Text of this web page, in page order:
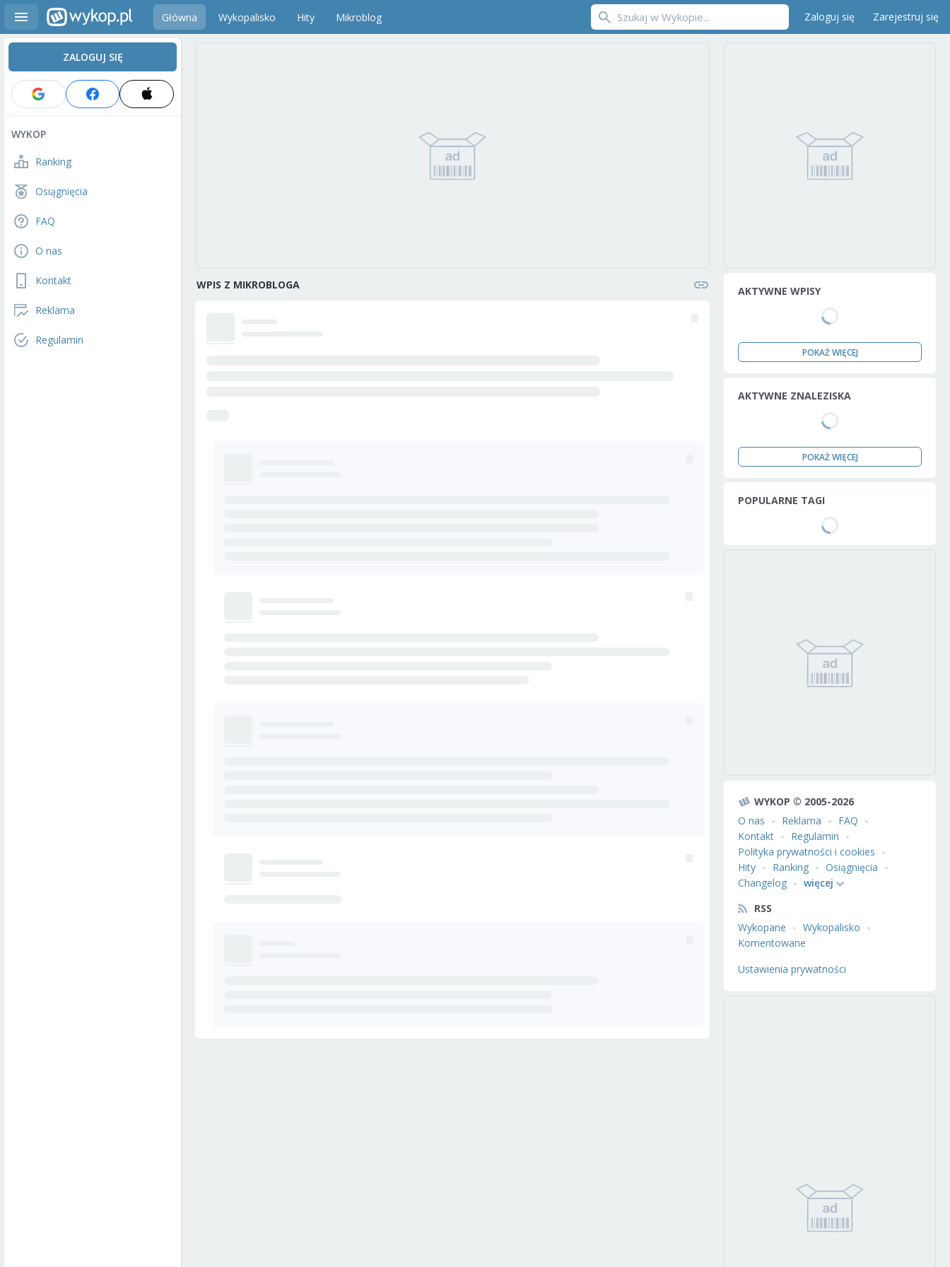
Główna Wykopalisko Hity Mikroblog Zaloguj się Zarejestruj się
ZALOGUJ SIĘ
WYKOP
Ranking
Osiągnięcia
FAQ
O nas
Kontakt
Reklama
Regulamin
WPIS Z MIKROBLOGA AKTYWNE WPISY
POKAŻ WIĘCEJ
AKTYWNE ZNALEZISKA
POKAŻ WIĘCEJ
POPULARNE TAGI
WYKOP © 2005-2026
O nas
Reklama
FAQ
Kontakt
Regulamin
Polityka prywatności i cookies
Hity
Ranking
Osiągnięcia
Changelog
więcej
RSS
Wykopane
Wykopalisko
Komentowane
Ustawienia prywatności